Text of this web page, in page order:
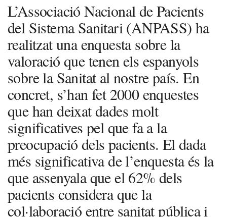
L’Associació Nacional de Pacients
del Sistema Sanitari (ANPASS) ha
realitzat una enquesta sobre la
valoració que tenen els espanyols
sobre la Sanitat al nostre país. En
concret, s’han fet 2000 enquestes
que han deixat dades molt
significatives pel que fa a la
preocupació dels pacients. El dada
més significativa de l’enquesta és la
que assenyala que el 62% dels
pacients considera que la
col·laboració entre sanitat pública i